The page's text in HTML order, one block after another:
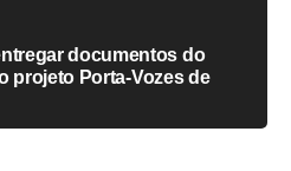
documentos do
projeto Porta-Vozes de